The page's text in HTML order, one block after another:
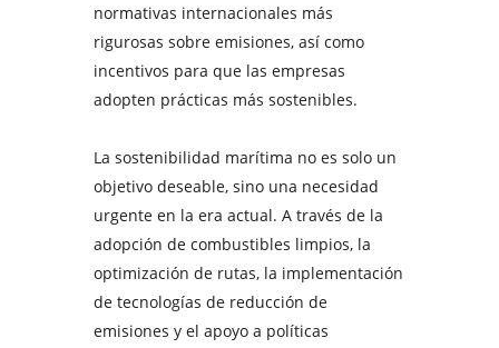
normativas internacionales más
rigurosas sobre emisiones, así como
incentivos para que las empresas
adopten prácticas más sostenibles.
La sostenibilidad marítima no es solo un
objetivo deseable, sino una necesidad
urgente en la era actual. A través de la
adopción de combustibles limpios, la
optimización de rutas, la implementación
de tecnologías de reducción de
emisiones y el apoyo a políticas